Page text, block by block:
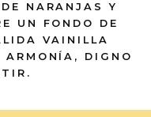
NARANJAS Y
UN FONDO DE
VAINILLA
ARMONÍA, DIGNO